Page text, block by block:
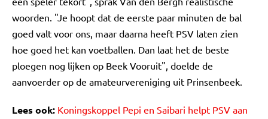
woorden. "Je hoopt dat de eerste paar minuten de bal
goed valt voor ons, maar daarna heeft PSV laten zien
hoe goed het kan voetballen. Dan laat het de beste
ploegen nog lijken op Beek Vooruit", doelde de
aanvoerder op de amateurvereniging uit Prinsenbeek.
Lees ook: Koningskoppel Pepi en Saibari helpt PSV aan